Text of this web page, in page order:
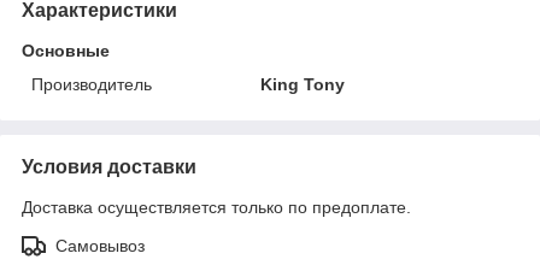
Характеристики
Основные
Производитель
King Tony
Условия доставки
Доставка осуществляется только по предоплате.
Самовывоз